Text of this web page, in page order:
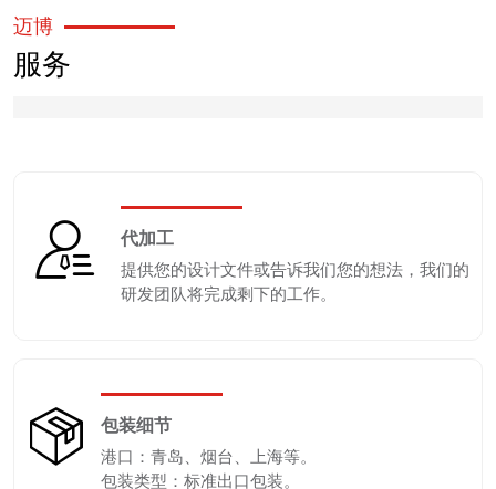
迈博
服务
代加工
提供您的设计文件或告诉我们您的想法，我们的
研发团队将完成剩下的工作。
包装细节
港口：青岛、烟台、上海等。
包装类型：标准出口包装。